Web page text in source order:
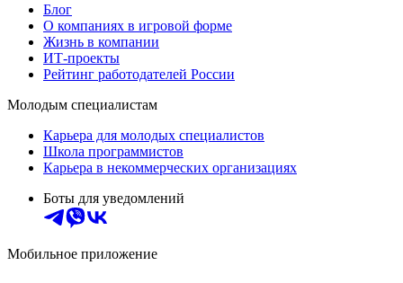
Блог
О компаниях в игровой форме
Жизнь в компании
ИТ-проекты
Рейтинг работодателей России
Молодым специалистам
Карьера для молодых специалистов
Школа программистов
Карьера в некоммерческих организациях
Боты для уведомлений
Мобильное приложение